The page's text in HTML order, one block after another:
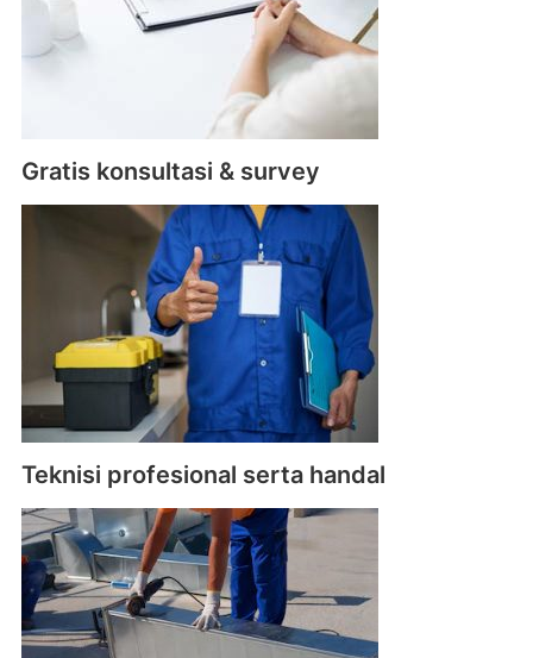
Gratis konsultasi & survey
Teknisi profesional serta handal